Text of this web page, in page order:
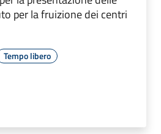
per la fruizione dei centri
Tempo libero